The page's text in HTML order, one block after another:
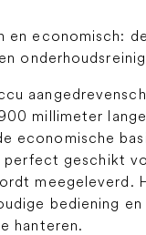
en economisch:
millimeter
economische
perfect geschikt
meegeleverd.
bediening
hanteren.